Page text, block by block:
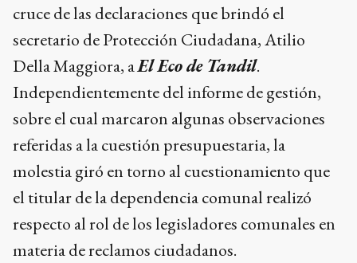
cruce de las declaraciones que brindó el
secretario de Protección Ciudadana, Atilio
Della Maggiora, aEl Eco de Tandil.
Independientemente del informe de gestión,
sobre el cual marcaron algunas observaciones
referidas a la cuestión presupuestaria, la
molestia giró en torno al cuestionamiento que
el titular de la dependencia comunal realizó
respecto al rol de los legisladores comunales en
materia de reclamos ciudadanos.